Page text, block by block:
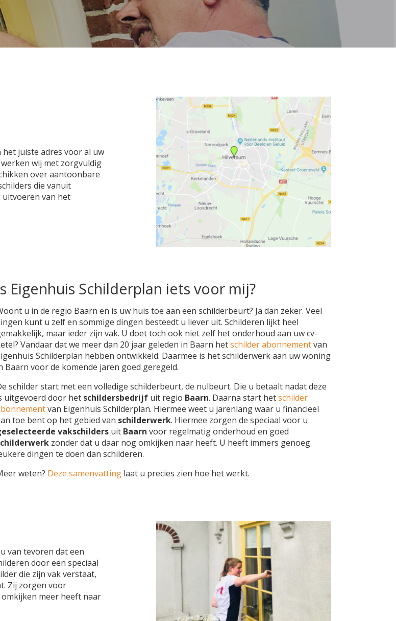
het juiste adres voor al uw
wij met zorgvuldig
over aantoonbare
die vanuit
uitvoeren van het
Eigenhuis Schilderplan iets voor mij?
u in de regio Baarn en is uw huis toe aan een schilderbeurt? Ja dan zeker. Veel
kunt u zelf en sommige dingen besteedt u liever uit. Schilderen lijkt heel
maar ieder zijn vak. U doet toch ook niet zelf het onderhoud aan uw cv-
Vandaar dat we meer dan 20 jaar geleden in Baarn hetschilder abonnementvan
Schilderplan hebben ontwikkeld. Daarmee is het schilderwerk aan uw woning
Baarn voor de komende jaren goed geregeld.
schilder start met een volledige schilderbeurt, de nulbeurt. Die u betaalt nadat deze
uitgevoerd door het schildersbedrijf uit regio Baarn. Daarna start hetschilder
van Eigenhuis Schilderplan. Hiermee weet u jarenlang waar u financieel
toe bent op het gebied van schilderwerk. Hiermee zorgen de speciaal voor u
vakschilders uit Baarnvoor regelmatig onderhoud en goed
zonder dat u daar nog omkijken naar heeft. U heeft immers genoeg
dingen te doen dan schilderen.
weten? Deze samenvatting laat u precies zien hoe het werkt.
van tevoren dat een
door een speciaal
die zijn vak verstaat,
Zij zorgen voor
meer heeft naar